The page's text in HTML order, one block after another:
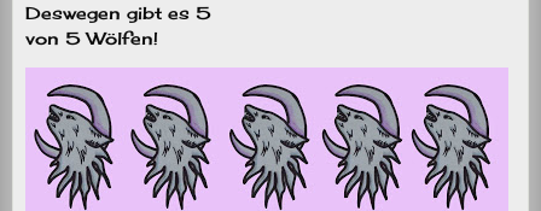
Deswegen gibt es 5
von 5 Wölfen!